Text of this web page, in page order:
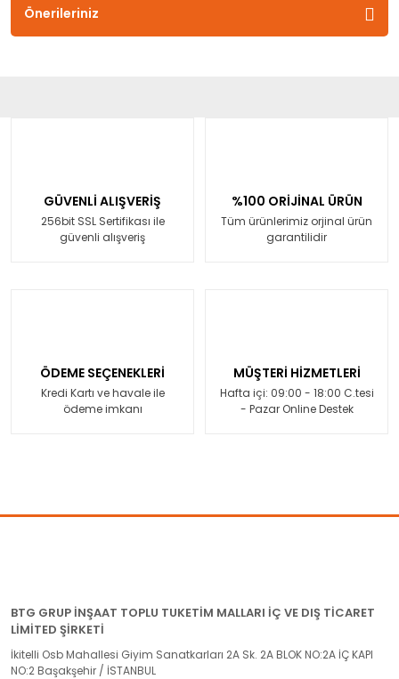
Önerileriniz
GÜVENLİ ALIŞVERİŞ
256bit SSL Sertifikası ile
güvenli alışveriş
%100 ORİJİNAL ÜRÜN
Tüm ürünlerimiz orjinal ürün
garantilidir
ÖDEME SEÇENEKLERİ
Kredi Kartı ve havale ile
ödeme imkanı
MÜŞTERİ HİZMETLERİ
Hafta içi: 09:00 - 18:00 C.tesi
- Pazar Online Destek
BTG GRUP İNŞAAT TOPLU TUKETİM MALLARI İÇ VE DIŞ TİCARET
LİMİTED ŞİRKETİ
İkitelli Osb Mahallesi Giyim Sanatkarları 2A Sk. 2A BLOK NO:2A İÇ KAPI
NO:2 Başakşehir / İSTANBUL